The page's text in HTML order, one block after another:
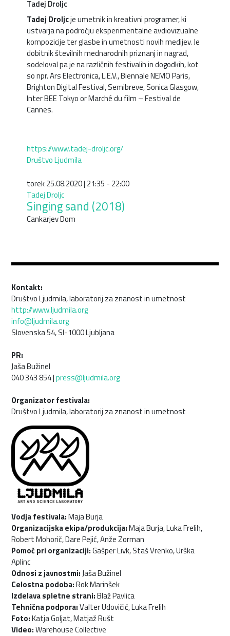
Tadej Droljc
Tadej Droljcje umetnik in kreativni programer, ki
ustvarja na področju eksperimentalne avdiovizualne
kompozicije ter glasbe in umetnosti novih medijev. Je
dobitnik številnih mednarodnih priznanj in nagrad,
sodeloval pa je na različnih festivalih in dogodkih, kot
so npr. Ars Electronica, L.E.V., Biennale NEMO Paris,
Brighton Digital Festival, Semibreve, Sonica Glasgow,
Inter BEE Tokyo or Marché du film – Festival de
Cannes.
https://www.tadej-droljc.org/
Društvo Ljudmila
torek 25.08.2020 | 21:35 - 22:00
Tadej Droljc
Singing sand (2018)
Cankarjev Dom
Kontakt:
Društvo Ljudmila, laboratorij za znanost in umetnost
http://www.ljudmila.org
info@ljudmila.org
Slovenska 54, SI-1000 Ljubljana
PR:
Jaša Bužinel
040 343 854 |press@ljudmila.org
Organizator festivala:
Društvo Ljudmila, laboratorij za znanost in umetnost
Vodja festivala:Maja Burja
Organizacijska ekipa/produkcija:Maja Burja, Luka Frelih,
Robert Mohorič, Dare Pejić, Anže Zorman
Pomoč pri organizaciji:Gašper Livk, Staš Vrenko, Urška
Aplinc
Odnosi z javnostmi:Jaša Bužinel
Celostna podoba:Rok Marinšek
Izdelava spletne strani:Blaž Pavlica
Tehnična podpora:Valter Udovičić, Luka Frelih
Foto:Katja Goljat, Matjaž Rušt
Video:Warehouse Collective